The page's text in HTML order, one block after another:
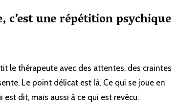
c’est une répétition psychique
le thérapeute avec des attentes, des craintes
Le point délicat est là. Ce qui se joue en
est dit, mais aussi à ce qui est revécu.